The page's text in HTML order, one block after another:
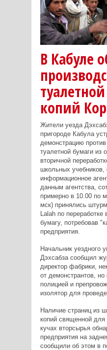
В Кабуле
копий
Жители уезда
пригороде Кабула
демонстрацию
туалетной бумаги из
вторичной
школьных
информационное
данным агентства,
примерно в 10.00 по
мск) принялись
Lalah по
бумагу, потребовав
предприятия.
Начальник уездного
Дэхсабза сообщил
директор фабрики,
от демонстрантов,
полицией и
изолятор для
Наличие страниц из
копий священной
кучах вторсырья
предприятия на
сообщили об этом в